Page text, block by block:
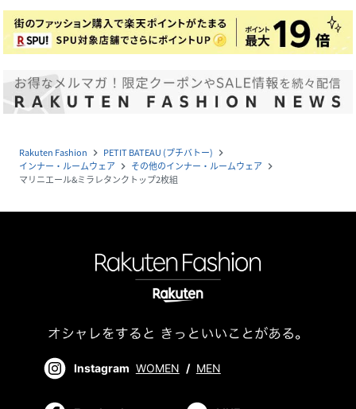
Rakuten Fashion navigate_next PETIT BATEAU (プチバトー) navigate_next
インナー・ルームウェア navigate_next その他のインナー・ルームウェア navigate_next
マリニエール&ミラレタンクトップ2枚組
Instagram WOMEN / MEN